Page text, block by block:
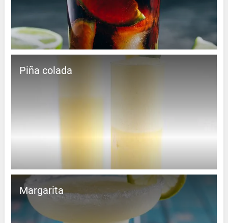
Piña colada
Margarita